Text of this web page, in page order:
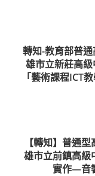
轉知-教育部普
雄市立新莊高
「藝術課程ICT
【轉知】普通
雄市立前鎮高級
實作—音